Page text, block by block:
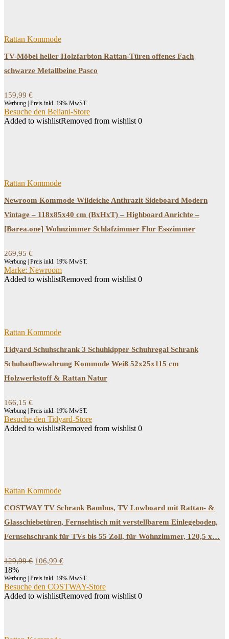
Rattan Kommode
TV-Möbel heller Holzfarbton Rattan-Türen offenes Fach
schwarze Metallbeine Pasco
159,99 €
Werbung | Preis inkl. 19% MwST.
Besuche den Beliani-Store
Added to wishlistRemoved from wishlist 0
Rattan Kommode
Newroom Kommode Wildeiche Anthrazit Sideboard Modern
Vintage – 118x85x40 cm (BxHxT) – Highboard Anrichte –
[Barea.one] Wohnzimmer Schlafzimmer Flur Esszimmer
269,95 €
Werbung | Preis inkl. 19% MwST.
Marke: Newroom
Added to wishlistRemoved from wishlist 0
Rattan Kommode
Tidyard Schuhschrank 3 Schuhkipper Schuhregal Schrank
Schuhaufbewahrung Kommode Weiß 52x25x115 cm
Holzwerkstoff & Rattan Natur
166,15 €
Werbung | Preis inkl. 19% MwST.
Besuche den Tidyard-Store
Added to wishlistRemoved from wishlist 0
Rattan Kommode
COSTWAY TV Schrank Bambus, TV Lowboard mit Rattan- &
Glasschiebetüren, Fernsehtisch mit verstellbarem Einlegeboden,
Fernsehschrank für TVs bis 55 Zoll, für Wohnzimmer, 120,5 x…
129,99€ Ursprünglicher
war:
129,99 €
106,99 €
ist:
106,99 €.
18%
Werbung | Preis inkl. 19% MwST.
Besuche den COSTWAY-Store
Added to wishlistRemoved from wishlist 0